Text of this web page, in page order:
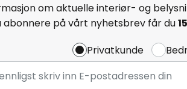
om aktuelle interiør- og
abonnere på vårt nyhetsbrev får du
Privatkunde